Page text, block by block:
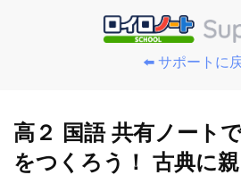
⬅️ サポートに
高２ 国語 共有ノート
をつくろう！ 古典に